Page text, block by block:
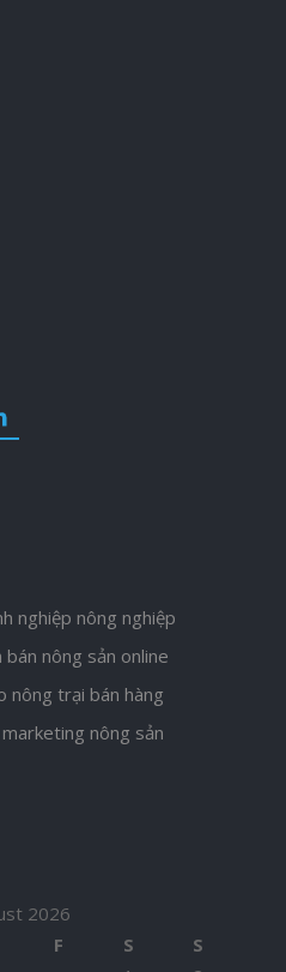
nghiệp nông nghiệp
nông sản online
nông trại bán hàng
nông sản
2026
F S
S